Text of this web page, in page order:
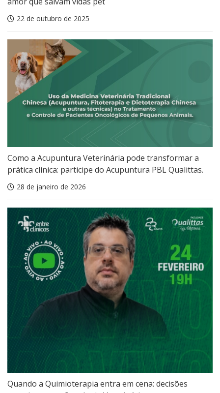
22 de outubro de 2025
Como a Acupuntura Veterinária pode transformar a
prática clínica: participe do Acupuntura PBL Qualittas.
28 de janeiro de 2026
Quando a Quimioterapia entra em cena: decisões